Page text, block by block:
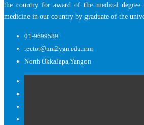
the country for award of the medical
medicine in our country by graduate of the
01-9699589
rector@um2ygn.edu.mm
North Okkalapa,Yangon